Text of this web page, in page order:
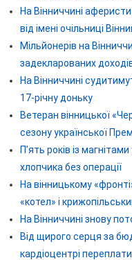
На Вінниччині
від імені очільниці
Мільйонерів на
задекларованих
На Вінниччині
17-річну доньку
Ветеран вінницької
сезону української
П’ять років із
хлопчика без операції
На вінницькому
«котел» і
На Вінниччині знову
Від щирого серця за
кардіоцентрі